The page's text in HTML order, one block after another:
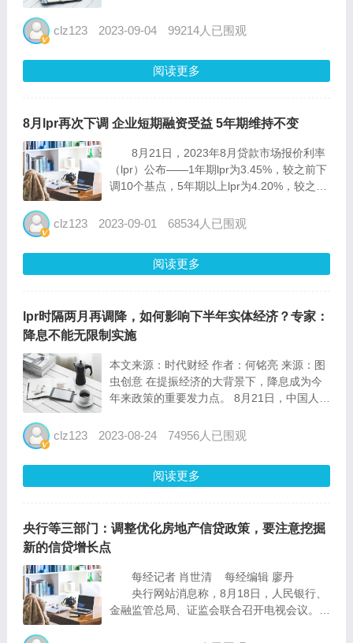
显示，上半年，集团实现营业收入3197亿
元...
clz123 2023-09-04 99214人已围观
阅读更多
8月lpr再次下调 企业短期融资受益 5年期维持不变
8月21日，2023年8月贷款市场报价利率
（lpr）公布——1年期lpr为3.45%，较之前下
调10个基点，5年期以上lpr为4.20%，较之前
调，此前6月曾进行过一次下调。8月15日，
clz123 2023-09-01 68534人已围观
阅读更多
lpr时隔两月再调降，如何影响下半年实体经济？专家：
降息不能无限制实施
本文来源：时代财经 作者：何铭亮 来源：图
虫创意 在提振经济的大背景下，降息成为今
年来政策的重要发力点。 8月21日，中国人民
年期以上lpr则维持4.2%不变。此轮调整低于
clz123 2023-08-24 74956人已围观
阅读更多
央行等三部门：调整优化房地产信贷政策，要注意挖掘
新的信贷增长点
每经记者 肖世清 每经编辑 廖丹
央行网站消息称，8月18日，人民银行、
金融监管总局、证监会联合召开电视会议。会